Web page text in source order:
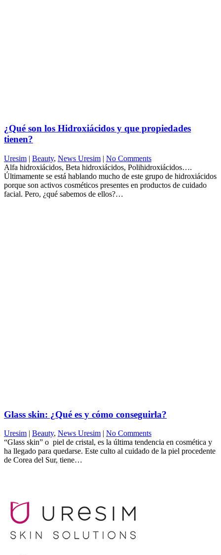
¿Qué son los Hidroxiácidos y que propiedades
tienen?
Uresim | Beauty, News Uresim | No Comments
Alfa hidroxiácidos, Beta hidroxiácidos, Polihidroxiácidos….
Últimamente se está hablando mucho de este grupo de hidroxiácidos
porque son activos cosméticos presentes en productos de cuidado
facial. Pero, ¿qué sabemos de ellos?…
Glass skin: ¿Qué es y cómo conseguirla?
Uresim | Beauty, News Uresim | No Comments
“Glass skin” o piel de cristal, es la última tendencia en cosmética y
ha llegado para quedarse. Este culto al cuidado de la piel procedente
de Corea del Sur, tiene…